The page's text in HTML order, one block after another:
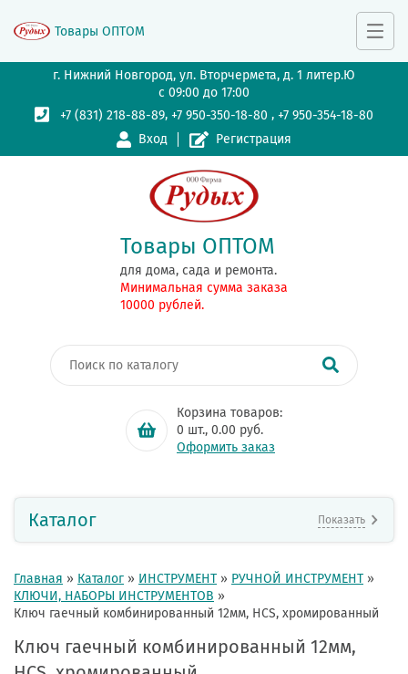
г. Нижний Новгород, ул. Вторчермета, д. 1 литер.Ю
с 09:00 до 17:00
+7 (831) 218-88-89,+7 950-350-18-80 ,+7 950-354-18-80
Вход
Регистрация
Товары ОПТОМ
для дома, сада и ремонта.
Минимальная сумма заказа
10000 рублей.
Корзина товаров:
0 шт., 0.00 руб.
Оформить заказ
Товары ОПТОМ
Каталог Показать
Главная » Каталог » ИНСТРУМЕНТ » РУЧНОЙ ИНСТРУМЕНТ »
КЛЮЧИ, НАБОРЫ ИНСТРУМЕНТОВ »
Ключ гаечный комбинированный 12мм, HCS, хромированный
Ключ гаечный комбинированный 12мм,